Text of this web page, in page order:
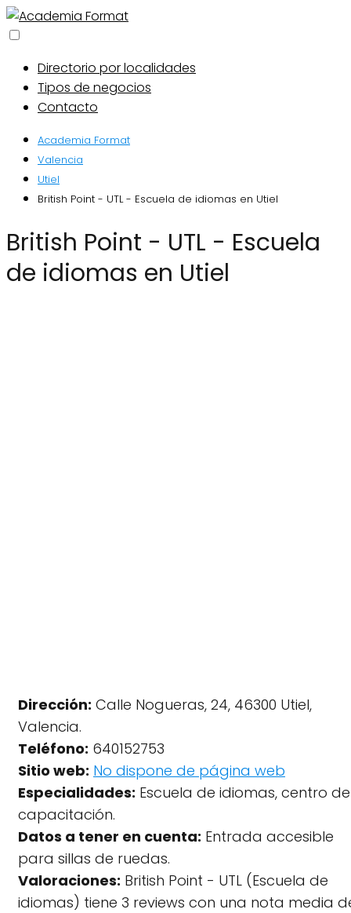
Directorio por localidades
Tipos de negocios
Contacto
Academia Format
Valencia
Utiel
British Point - UTL - Escuela de idiomas en Utiel
British Point - UTL - Escuela
de idiomas en Utiel
Dirección: Calle Nogueras, 24, 46300 Utiel,
Valencia.
Teléfono: 640152753
Sitio web: No dispone de página web
Especialidades: Escuela de idiomas, centro de
capacitación.
Datos a tener en cuenta: Entrada accesible
para sillas de ruedas.
Valoraciones: British Point - UTL (Escuela de
idiomas) tiene 3 reviews con una nota media